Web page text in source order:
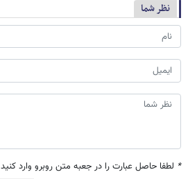
نظر شما
* لطفا حاصل عبارت را در جعبه متن روبرو وارد کنید